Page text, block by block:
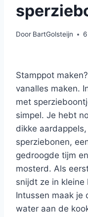
Door BartGolsteijn
Stamppot
vanalles maken.
met
simpel. Je hebt
dikke
sperziebonen,
gedroogde tijm
mosterd. Als
snijdt ze in kleine
Intussen maak je
water aan de